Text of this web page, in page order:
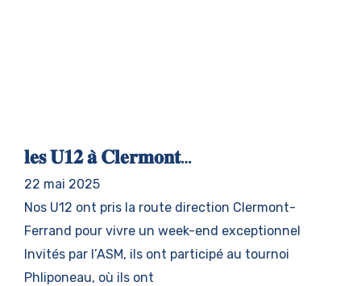
𝐥𝐞𝐬 𝐔𝟏𝟐 𝐚̀ 𝐂𝐥𝐞𝐫𝐦𝐨𝐧𝐭…
22 mai 2025
Nos U12 ont pris la route direction Clermont-
Ferrand pour vivre un week-end exceptionnel
Invités par l’ASM, ils ont participé au tournoi
Phliponeau, où ils ont